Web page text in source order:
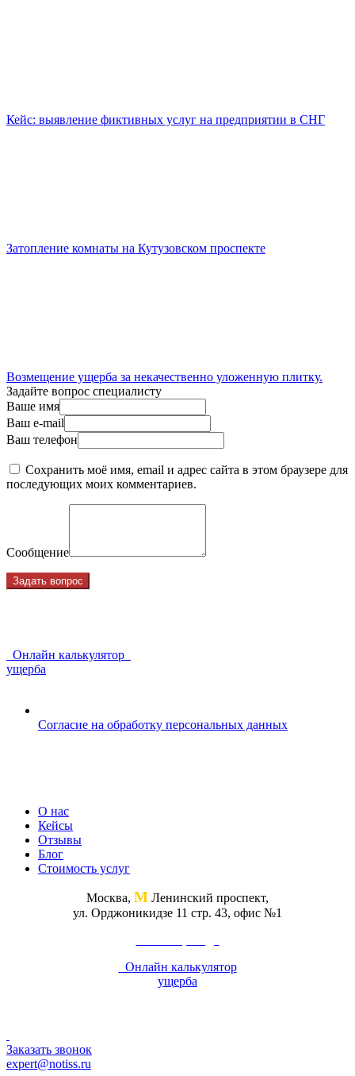
Кейс: выявление фиктивных услуг на предприятии в СНГ
Затопление комнаты на Кутузовском проспекте
Возмещение ущерба за некачественно уложенную плитку.
Задайте вопрос специалисту
Ваше имя
Ваш e-mail
Ваш телефон
Сохранить моё имя, email и адрес сайта в этом браузере для
последующих моих комментариев.
Сообщение
Онлайн калькулятор
ущерба
Согласие на обработку персональных данных
О нас
Кейсы
Отзывы
Блог
Стоимость услуг
Москва, М Ленинский проспект,
ул. Орджоникидзе 11 стр. 43, офис №1
Онлайн калькулятор
ущерба
Заказать звонок
expert@notiss.ru